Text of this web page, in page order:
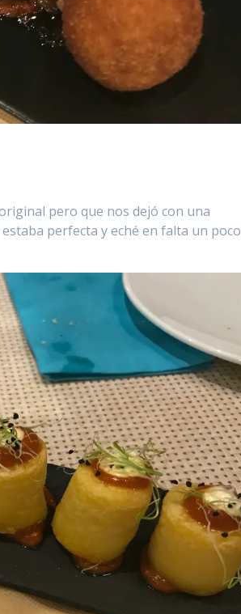
pero que nos dejó con una
perfecta y eché en falta un poco